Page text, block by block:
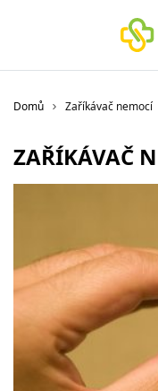
Domů Zaříkávač nemocí
ZAŘÍKÁVAČ